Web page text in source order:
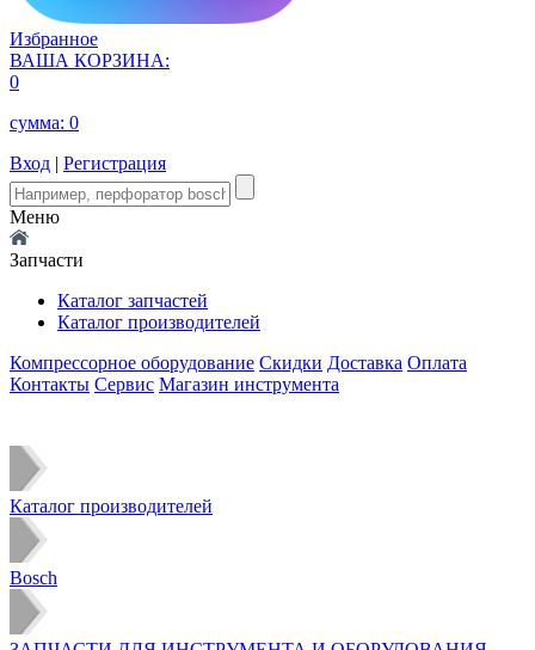
Избранное
ВАША КОРЗИНА:
0
сумма: 0
Вход | Регистрация
Меню
Запчасти
Каталог запчастей
Каталог производителей
Компрессорное оборудование Скидки Доставка Оплата
Контакты Сервис Магазин инструмента
Каталог производителей
Bosch